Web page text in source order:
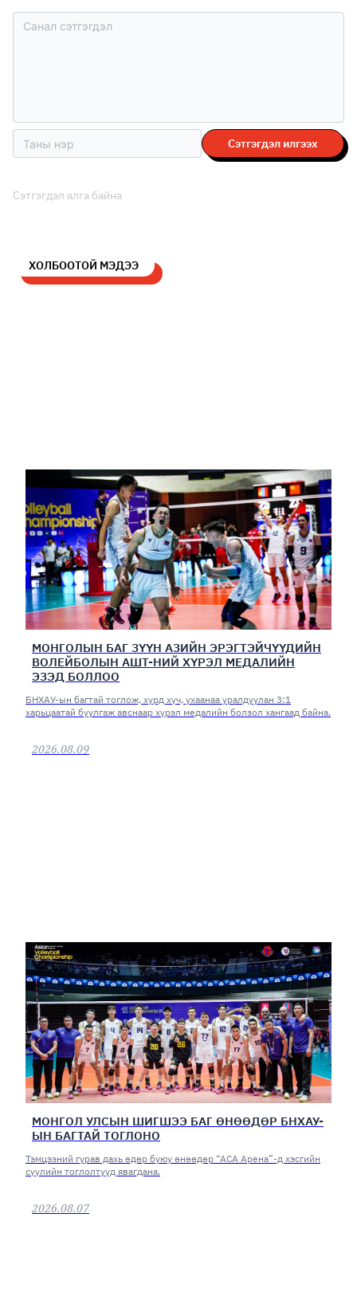
Сэтгэгдэл илгээх
Сэтгэгдэл алга байна
ХОЛБООТОЙ МЭДЭЭ
МОНГОЛЫН БАГ ЗҮҮН АЗИЙН ЭРЭГТЭЙЧҮҮДИЙН
ВОЛЕЙБОЛЫН АШТ-НИЙ ХҮРЭЛ МЕДАЛИЙН
ЭЗЭД БОЛЛОО
БНХАУ-ын багтай тоглож, хурд хүч, ухаанаа уралдуулан 3:1
харьцаатай буулгаж авснаар хүрэл медалийн болзол хангаад байна.
2026.08.09
МОНГОЛ УЛСЫН ШИГШЭЭ БАГ ӨНӨӨДӨР БНХАУ-
ЫН БАГТАЙ ТОГЛОНО
Тэмцээний гурав дахь өдөр буюу өнөөдөр “АСА Арена”-д хэсгийн
сүүлийн тоглолтууд явагдана.
2026.08.07